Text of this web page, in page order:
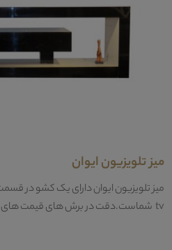
میز تلویزیون ایوان
میز تلویزیون ایوان دارای یک کشو در
tv شماست.دقت در برش های قیمت های گوشه این میز تلویزیون بسیار ...